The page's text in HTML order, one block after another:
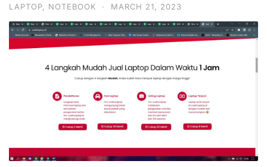
LAPTOP
NOTEBOOK · MARCH 21, 2023